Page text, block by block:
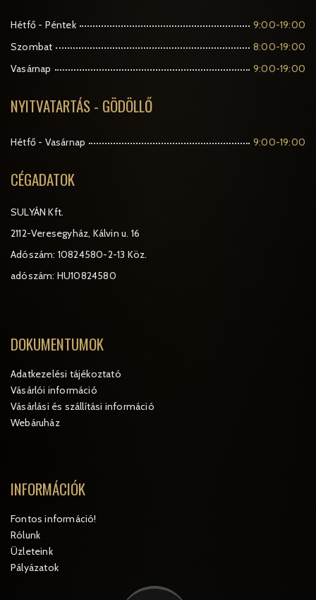
Hétfő - Péntek
9:00-19:00
Szombat
8:00-19:00
Vasárnap
9:00-19:00
NYITVATARTÁS - GÖDÖLLŐ
Hétfő - Vasárnap 9:00-19:00
CÉGADATOK
SULYÁN Kft.
2112-Veresegyház, Kálvin u. 16
Adószám: 10824580-2-13 Köz.
adószám: HU10824580
DOKUMENTUMOK
Adatkezelési tájékoztató
Vásárlói információ
Vásárlási és szállítási információ
Webáruház
INFORMÁCIÓK
Fontos információ!
Rólunk
Üzleteink
Pályázatok